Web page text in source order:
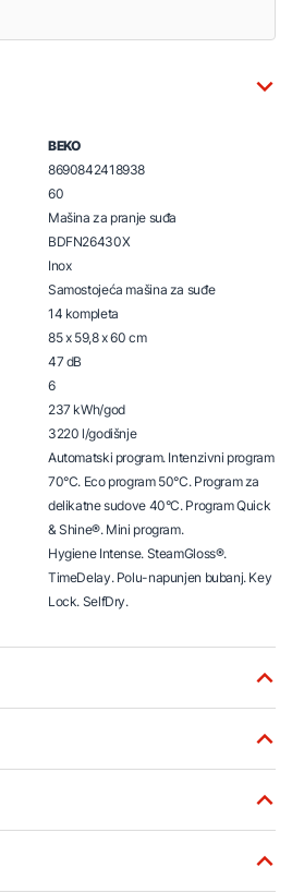
BEKO
8690842418938
60
Mašina za pranje suđa
BDFN26430X
Inox
Samostojeća mašina za suđe
14 kompleta
85 x 59,8 x 60 cm
47 dB
6
237 kWh/god
3220 l/godišnje
Automatski program. Intenzivni program
70°C. Eco program 50°C. Program za
delikatne sudove 40°C. Program Quick
& Shine®. Mini program.
Hygiene Intense. SteamGloss®.
TimeDelay. Polu-napunjen bubanj. Key
Lock. SelfDry.